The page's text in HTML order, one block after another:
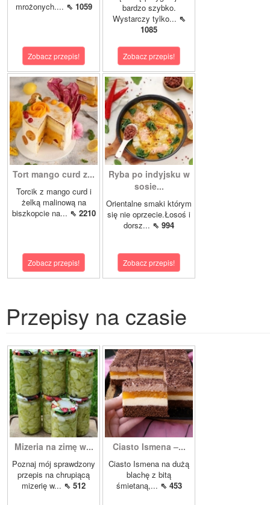
mrożonych.... ⇖ 1059
Zobacz przepis!
bardzo szybko.
Wystarczy tylko... ⇖
1085
Zobacz przepis!
Tort mango curd z...
Torcik z mango curd i
żelką malinową na
biszkopcie na... ⇖ 2210
Zobacz przepis!
Ryba po indyjsku w
sosie...
Orientalne smaki którym
się nie oprzecie.Łosoś i
dorsz... ⇖ 994
Zobacz przepis!
Przepisy na czasie
Mizeria na zimę w...
Poznaj mój sprawdzony
przepis na chrupiącą
mizerię w... ⇖ 512
Ciasto Ismena –...
Ciasto Ismena na dużą
blachę z bitą
śmietaną,... ⇖ 453